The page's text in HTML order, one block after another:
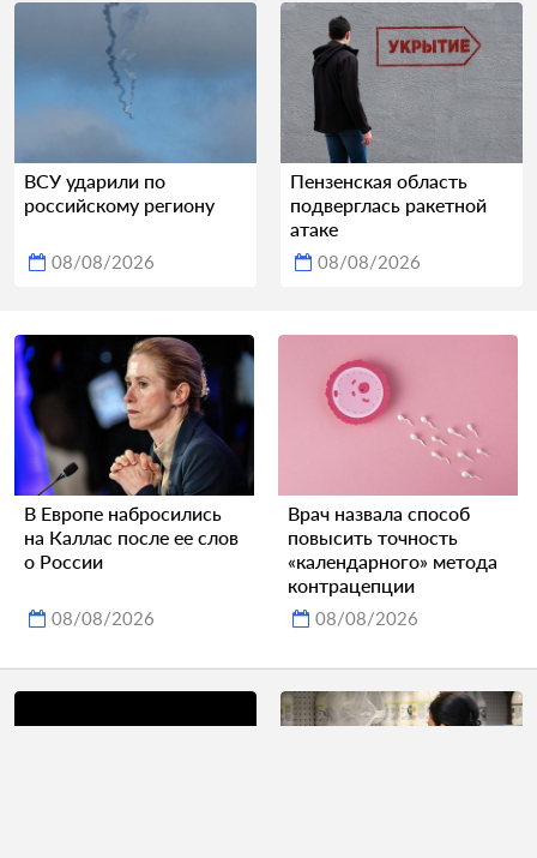
ВСУ ударили по
российскому региону
08/08/2026
Пензенская область
подверглась ракетной
атаке
08/08/2026
В Европе набросились
на Каллас после ее слов
о России
08/08/2026
Врач назвала способ
повысить точность
«календарного» метода
контрацепции
08/08/2026